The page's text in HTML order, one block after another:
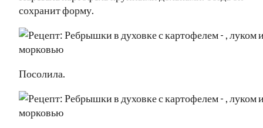
сохранит форму.
Посолила.